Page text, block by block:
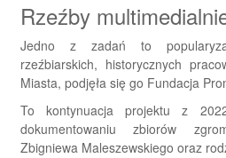
Rzeźby
Jedno z zadań to
rzeźbiarskich, historycznych
Miasta, podjęła się go Fundacja
To kontynuacja projektu z
dokumentowaniu zbiorów
Zbigniewa Maleszewskiego oraz